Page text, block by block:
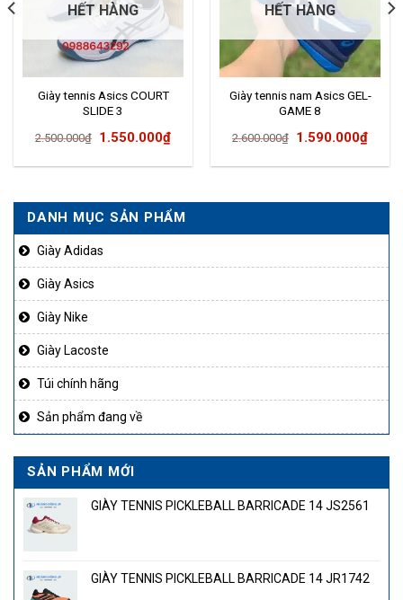
DANH MỤC SẢN PHẨM
Giày Adidas
Giày Asics
Giày Nike
Giày Lacoste
Túi chính hãng
Sản phẩm đang về
SẢN PHẨM MỚI
GIÀY TENNIS PICKLEBALL BARRICADE 14 JS2561
GIÀY TENNIS PICKLEBALL BARRICADE 14 JR1742
HẾT HÀNG
Giày tennis Asics COURT
SLIDE 3
2.500.000₫ Giá
2.500.000₫.
1.550.000₫Giá
là:
1.550.000₫.
HẾT HÀNG
Giày tennis nam Asics GEL-
GAME 8
2.600.000₫ Giá
2.600.000₫.
1.590.000₫Giá
là: